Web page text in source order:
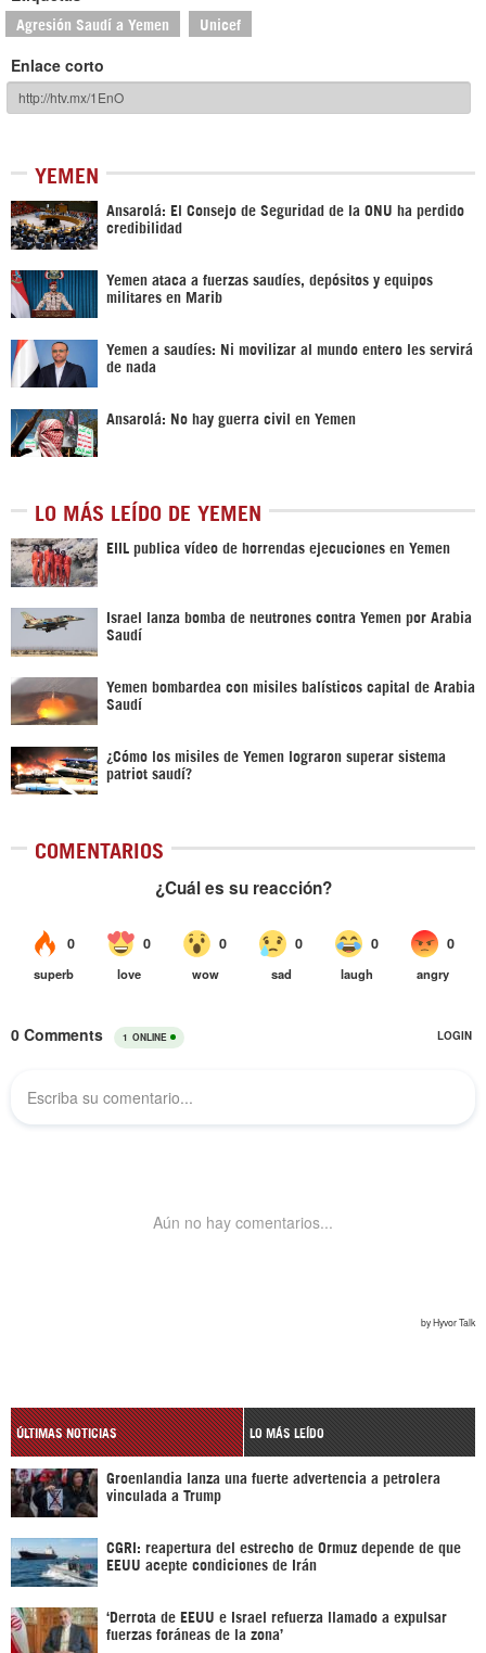
Agresión Saudí a Yemen Unicef
Enlace corto
YEMEN
Ansarolá: El Consejo de Seguridad de la ONU ha perdido
credibilidad
Yemen ataca a fuerzas saudíes, depósitos y equipos
militares en Marib
Yemen a saudíes: Ni movilizar al mundo entero les servirá
de nada
Ansarolá: No hay guerra civil en Yemen
LO MÁS LEÍDO DE YEMEN
EIIL publica vídeo de horrendas ejecuciones en Yemen
Israel lanza bomba de neutrones contra Yemen por Arabia
Saudí
Yemen bombardea con misiles balísticos capital de Arabia
Saudí
¿Cómo los misiles de Yemen lograron superar sistema
patriot saudí?
COMENTARIOS
ÚLTIMAS NOTICIAS LO MÁS LEÍDO
Groenlandia lanza una fuerte advertencia a petrolera
vinculada a Trump
CGRI: reapertura del estrecho de Ormuz depende de que
EEUU acepte condiciones de Irán
‘Derrota de EEUU e Israel refuerza llamado a expulsar
fuerzas foráneas de la zona’